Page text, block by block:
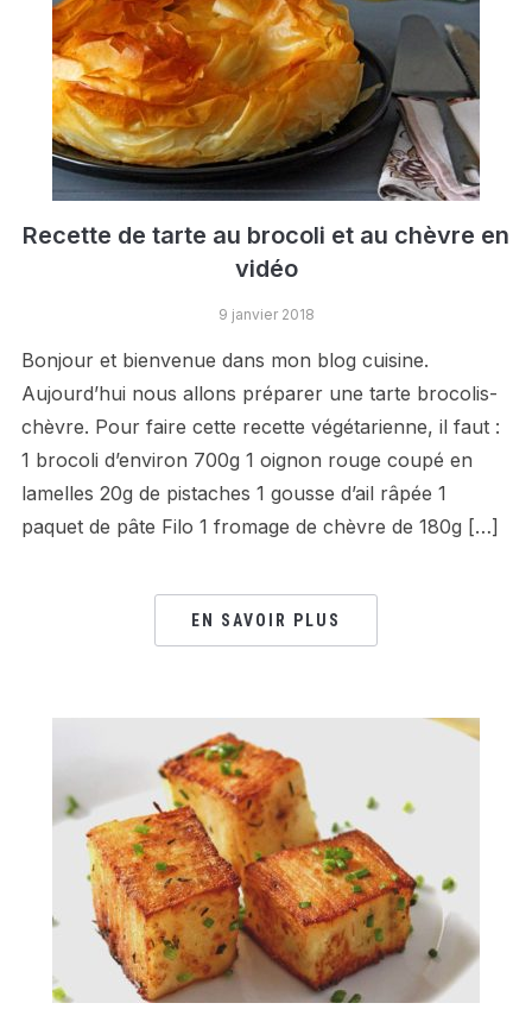
Recette de tarte au brocoli et au chèvre en
vidéo
9 janvier 2018
Bonjour et bienvenue dans mon blog cuisine.
Aujourd’hui nous allons préparer une tarte brocolis-
chèvre. Pour faire cette recette végétarienne, il faut :
1 brocoli d’environ 700g 1 oignon rouge coupé en
lamelles 20g de pistaches 1 gousse d’ail râpée 1
paquet de pâte Filo 1 fromage de chèvre de 180g […]
EN SAVOIR PLUS